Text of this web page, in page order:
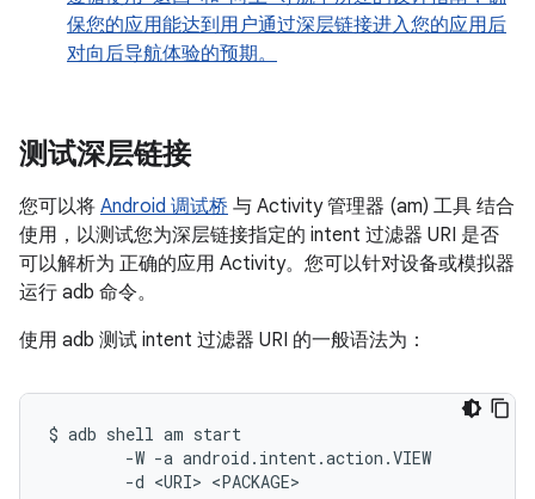
保您的应用能达到用户通过深层链接进入您的应用后
对向后导航体验的预期。
测试深层链接
您可以将 Android 调试桥 与 Activity 管理器 (am) 工具 结合
使用，以测试您为深层链接指定的 intent 过滤器 URI 是否
可以解析为 正确的应用 Activity。您可以针对设备或模拟器
运行 adb 命令。
使用 adb 测试 intent 过滤器 URI 的一般语法为：
$ adb shell am start
        -W -a android.intent.action.VIEW